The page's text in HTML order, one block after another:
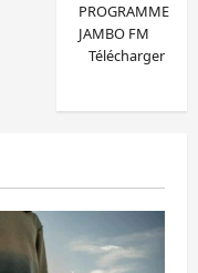
PROGRAMME
JAMBO FM
Télécharger